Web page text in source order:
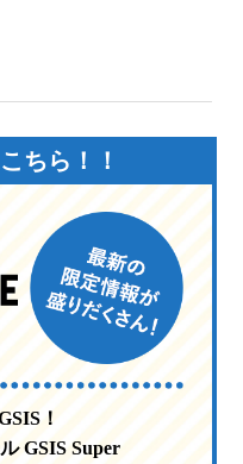
ちら！！
！
GSIS Super